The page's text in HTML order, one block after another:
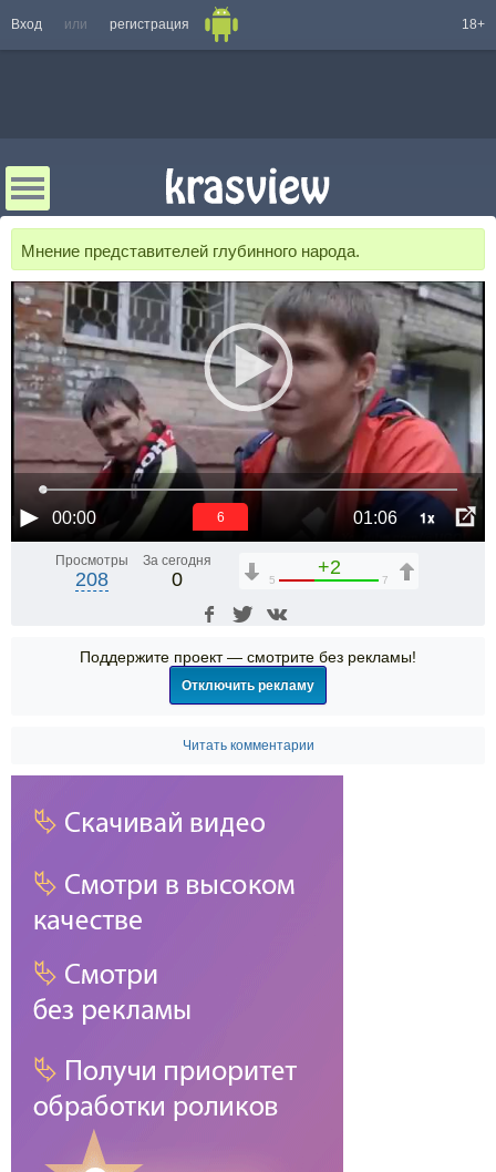
Вход или регистрация 18+
Мнение представителей глубинного народа.
00:00 01:06 1x
6
Просмотры
208
За сегодня
0
+2
5 7
Поддержите проект — смотрите без рекламы!
Отключить рекламу
Читать комментарии